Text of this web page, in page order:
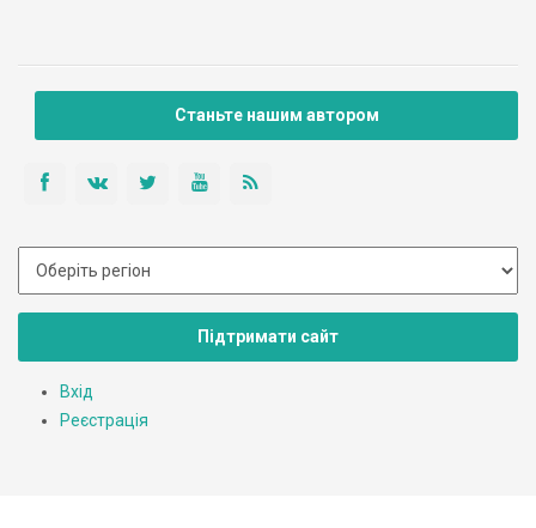
Станьте нашим автором
Підтримати сайт
Вхід
Реєстрація